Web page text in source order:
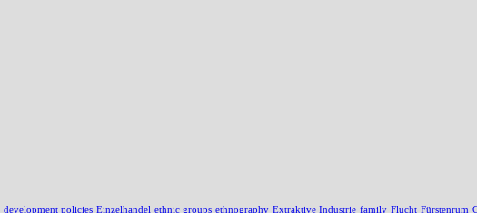
development policies Einzelhandel ethnic groups ethnography Extraktive Industrie family Flucht Fürstenrum